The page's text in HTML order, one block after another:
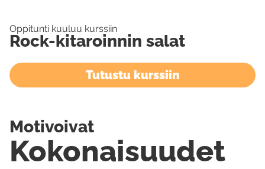
Oppitunti kuuluu kurssiin
Rock-kitaroinnin salat
Tutustu kurssiin
Kokonaisuudet
Motivoivat